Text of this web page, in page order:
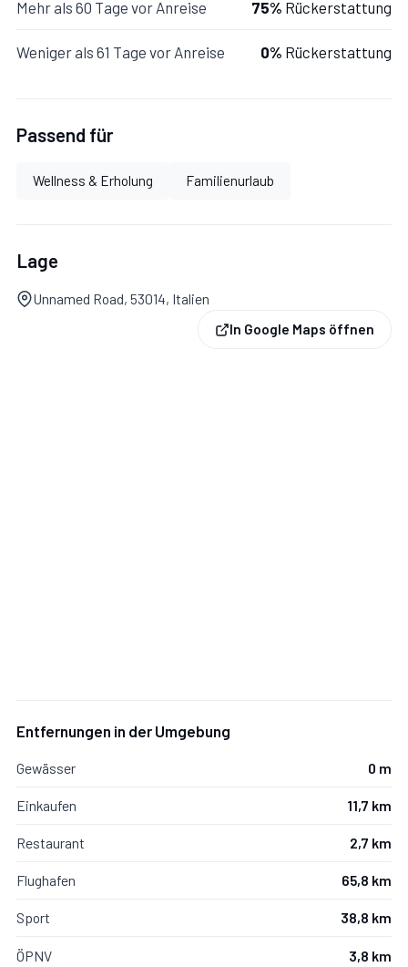
Mehr als 60 Tage vor Anreise 75% Rückerstattung
Weniger als 61 Tage vor Anreise 0% Rückerstattung
Passend für
Wellness & Erholung Familienurlaub
Lage
Unnamed Road, 53014, Italien
In Google Maps öffnen
Entfernungen in der Umgebung
Gewässer 0 m
Einkaufen 11,7 km
Restaurant 2,7 km
Flughafen 65,8 km
Sport 38,8 km
ÖPNV 3,8 km